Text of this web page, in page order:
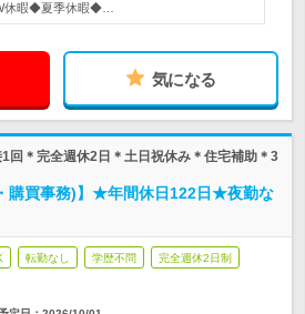
休暇◆夏季休暇◆…
気になる
回＊完全週休2日＊土日祝休み＊住宅補助＊3
購買事務)】★年間休日122日★夜勤な
転勤なし 学歴不問 完全週休2日制